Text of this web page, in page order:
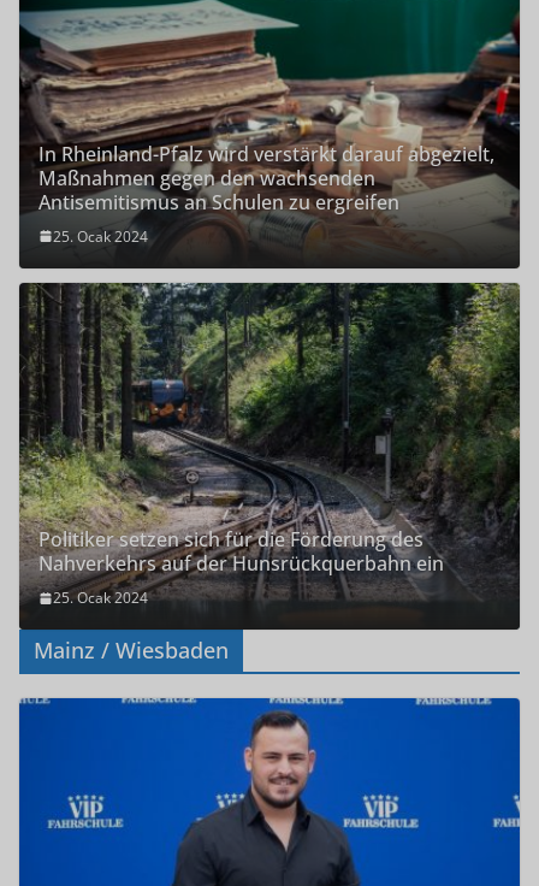
In Rheinland-Pfalz wird verstärkt darauf abgezielt,
Maßnahmen gegen den wachsenden
Antisemitismus an Schulen zu ergreifen
25. Ocak 2024
Politiker setzen sich für die Förderung des
Nahverkehrs auf der Hunsrückquerbahn ein
25. Ocak 2024
Mainz / Wiesbaden